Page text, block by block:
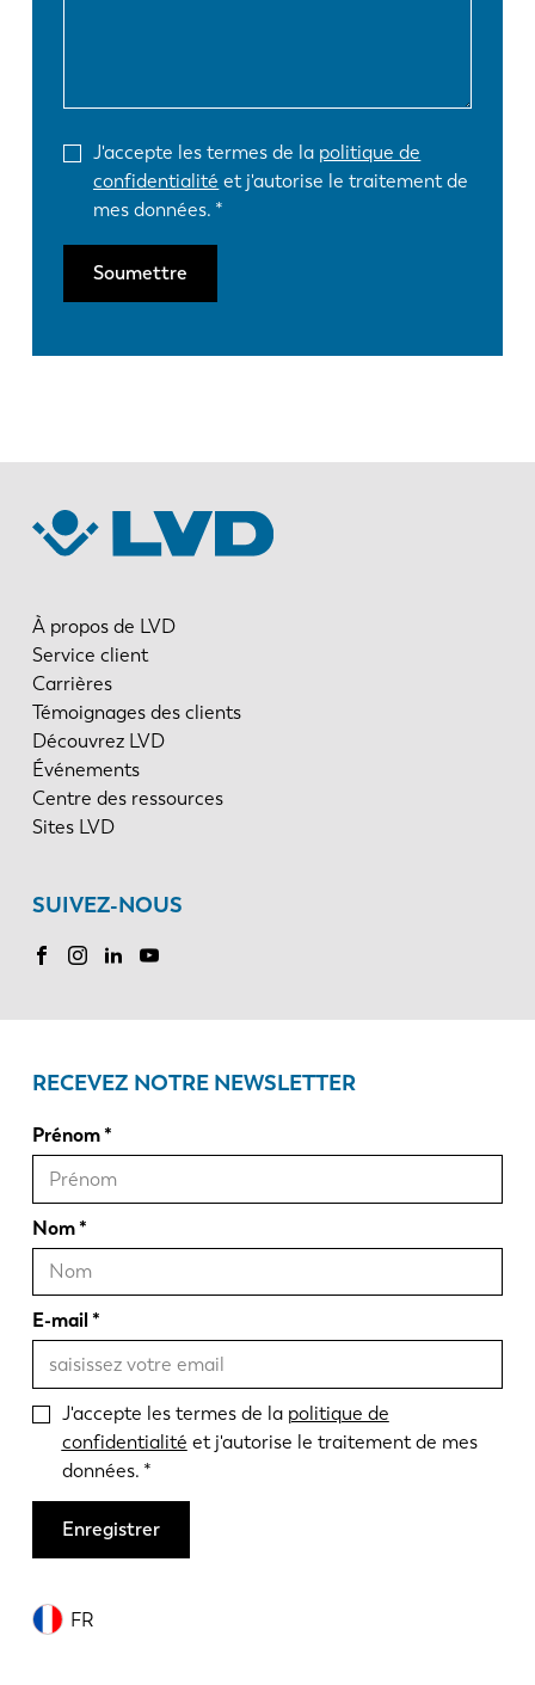
J'accepte les termes de la politique de
confidentialité et j'autorise le traitement de
mes données.
Soumettre
À propos de LVD
Service client
Carrières
Témoignages des clients
Découvrez LVD
Événements
Centre des ressources
Sites LVD
SUIVEZ-NOUS
FR
RECEVEZ NOTRE NEWSLETTER
Prénom
Nom
E-mail
J'accepte les termes de la politique de
confidentialité et j'autorise le traitement de mes
données.
Enregistrer